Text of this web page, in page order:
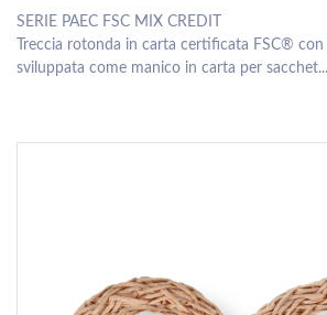
SERIE PAEC FSC MIX CREDIT
Treccia rotonda in carta certificata FSC®
sviluppata come manico in carta per sacchet...